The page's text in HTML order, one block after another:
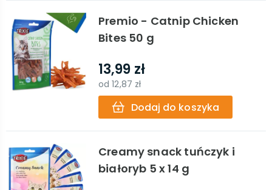
Premio - Catnip Chicken
Bites 50 g
13,99 zł
od12,87 zł
Dodaj do koszyka
Creamy snack tuńczyk i
białoryb 5 x 14 g